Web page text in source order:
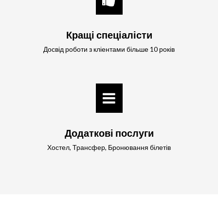
Кращі спеціалісти
Досвід роботи з кліентами більше 10 років
Додаткові послуги
Хостел, Трансфер, Бронювання білетів